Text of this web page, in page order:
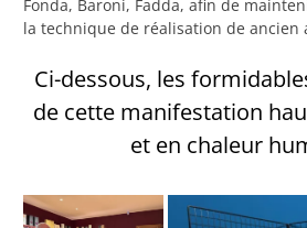
Fonda, Baroni, Fadda, afin de
la technique de réalisation de ancien
Ci-dessous, les
de cette manifestation
et en chaleur